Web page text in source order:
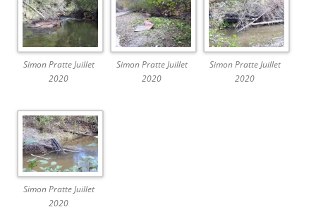
Simon Pratte Juillet
2020
Simon Pratte Juillet
2020
Simon Pratte Juillet
2020
Simon Pratte Juillet
2020